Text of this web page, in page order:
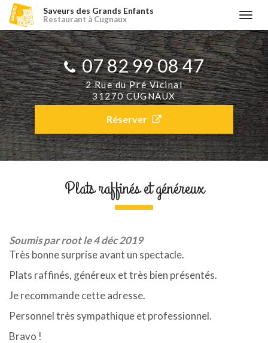
Aller
au
contenu
principal
Saveurs des Grands Enfants
Restaurant à Cugnaux
07 82 99 08 47​
2 Rue du Pré Vicinal
31270 CUGNAUX
Réserver
Plats raffinés et généreux
Soumis parrootle 4 déc 2019
Très bonne surprise avant un spectacle.
Plats raffinés, généreux et très bien présentés.
Je recommande cette adresse.
Personnel très sympathique et professionnel.
Bravo !